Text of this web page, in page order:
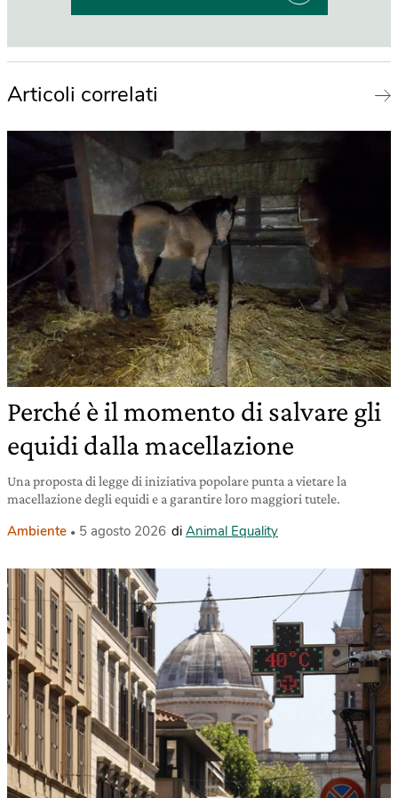
Articoli correlati
Perché è il momento di salvare gli
equidi dalla macellazione
Una proposta di legge di iniziativa popolare punta a vietare la
macellazione degli equidi e a garantire loro maggiori tutele.
Ambiente 5 agosto 2026 di Animal Equality